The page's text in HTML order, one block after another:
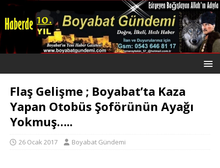
Flaş Gelişme ; Boyabat’ta Kaza
Yapan Otobüs Şoförünün Ayağı
Yokmuş…..
26 Ocak 2017 Boyabat Gündemi